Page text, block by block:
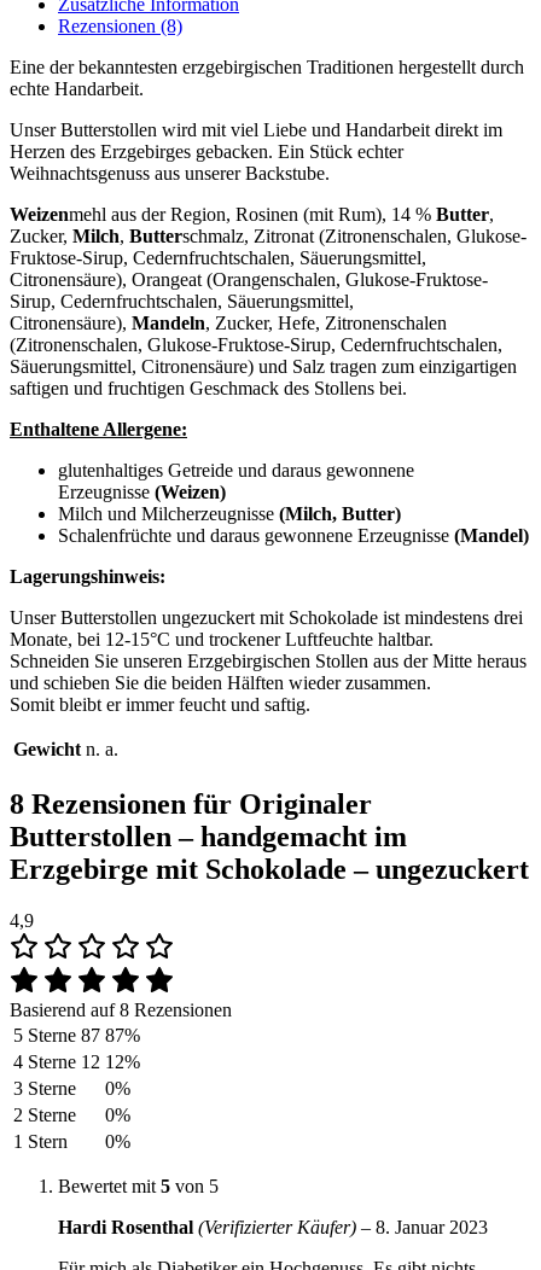
Erzgebirge
Schokolade
-
Menge
Zusätzliche Information
Rezensionen (8)
Eine der bekanntesten erzgebirgischen Traditionen hergestellt durch
echte Handarbeit.
Unser Butterstollen wird mit viel Liebe und Handarbeit direkt im
Herzen des Erzgebirges gebacken. Ein Stück echter
Weihnachtsgenuss aus unserer Backstube.
Weizenmehl aus der Region, Rosinen (mit Rum), 14 % Butter,
Zucker, Milch, Butterschmalz, Zitronat (Zitronenschalen, Glukose-
Fruktose-Sirup, Cedernfruchtschalen, Säuerungsmittel,
Citronensäure), Orangeat (Orangenschalen, Glukose-Fruktose-
Sirup, Cedernfruchtschalen, Säuerungsmittel,
Citronensäure), Mandeln, Zucker, Hefe, Zitronenschalen
(Zitronenschalen, Glukose-Fruktose-Sirup, Cedernfruchtschalen,
Säuerungsmittel, Citronensäure) und Salz tragen zum einzigartigen
saftigen und fruchtigen Geschmack des Stollens bei.
Enthaltene Allergene:
glutenhaltiges Getreide und daraus gewonnene
Erzeugnisse (Weizen)
Milch und Milcherzeugnisse (Milch, Butter)
Schalenfrüchte und daraus gewonnene Erzeugnisse (Mandel)
Lagerungshinweis:
Unser Butterstollen ungezuckert mit Schokolade ist mindestens drei
Monate, bei 12-15°C und trockener Luftfeuchte haltbar.
Schneiden Sie unseren Erzgebirgischen Stollen aus der Mitte heraus
und schieben Sie die beiden Hälften wieder zusammen.
Somit bleibt er immer feucht und saftig.
Gewicht n. a.
8 Rezensionen für Originaler
Butterstollen – handgemacht im
Erzgebirge mit Schokolade – ungezuckert
4,9
Basierend auf 8 Rezensionen
5 Sterne 87 87%
4 Sterne 12 12%
3 Sterne
0%
2 Sterne
0%
1 Stern
0%
Bewertet mit 5 von 5
Hardi Rosenthal (Verifizierter Käufer) – 8. Januar 2023